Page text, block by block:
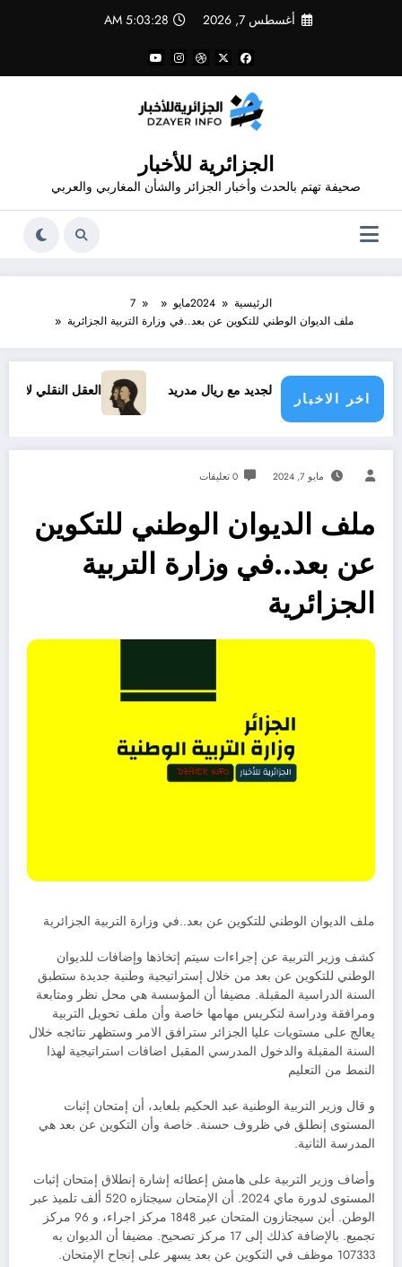
أغسطس 7, 2026 5:03:29 AM
الجزائرية للأخبار
صحيفة تهتم بالحدث وأخبار الجزائر والشأن المغاربي والعربي
الرئيسية 2024مايو
7
ملف الديوان الوطني للتكوين عن بعد..في وزارة التربية الجزائرية
اخر الاخبار
فينيسيوس الجديد مع ريال مدريد العقل النقلي لا يبدع حتى
مايو 7, 2024 0 تعليقات
ملف الديوان الوطني للتكوين
عن بعد..في وزارة التربية
الجزائرية
ملف الديوان الوطني للتكوين عن بعد..في وزارة التربية الجزائرية
كشف وزير التربية عن إجراءات سيتم إتخاذها وإضافات للديوان
الوطني للتكوين عن بعد من خلال إستراتيجية وطنية جديدة ستطبق
السنة الدراسية المقبلة. مضيفا أن المؤسسة هي محل نظر ومتابعة
ومرافقة ودراسة لتكريس مهامها خاصة وأن ملف تحويل التربية
يعالج على مستويات عليا الجزائر سترافق الامر وستظهر نتائجه خلال
السنة المقبلة والدخول المدرسي المقبل اضافات استراتيجية لهذا
النمط من التعليم
و قال وزير التربية الوطنية عبد الحكيم بلعابد، أن إمتحان إثبات
المستوى إنطلق في ظروف حسنة. خاصة وأن التكوين عن بعد هي
المدرسة الثانية.
وأضاف وزير التربية على هامش إعطائه إشارة إنطلاق إمتحان إثبات
المستوى لدورة ماي 2024. أن الإمتحان سيجتازه 520 ألف تلميذ عبر
الوطن. أين سيجتازون المتحان عبر 1848 مركز اجراء، و 96 مركز
تجميع. بالإضافة كذلك إلى 17 مركز تصحيح. مضيفا أن الديوان به
107333 موظف في التكوين عن بعد يسهر على إنجاح الإمتحان.